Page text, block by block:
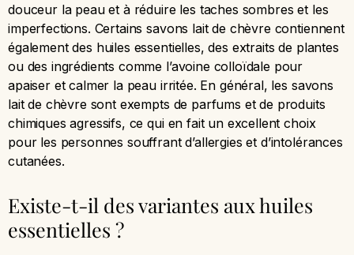
douceur la peau et à réduire les taches sombres et les
imperfections. Certains savons lait de chèvre contiennent
également des huiles essentielles, des extraits de plantes
ou des ingrédients comme l’avoine colloïdale pour
apaiser et calmer la peau irritée. En général, les savons
lait de chèvre sont exempts de parfums et de produits
chimiques agressifs, ce qui en fait un excellent choix
pour les personnes souffrant d’allergies et d’intolérances
cutanées.
Existe-t-il des variantes aux huiles
essentielles ?